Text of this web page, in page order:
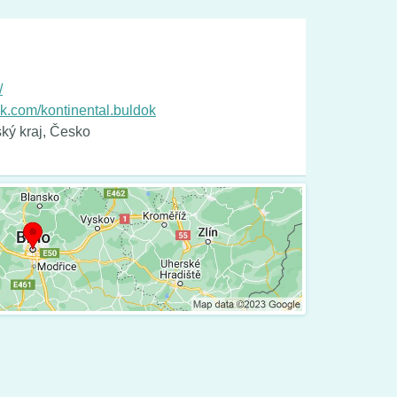
kontinental.buldok
kraj, Česko